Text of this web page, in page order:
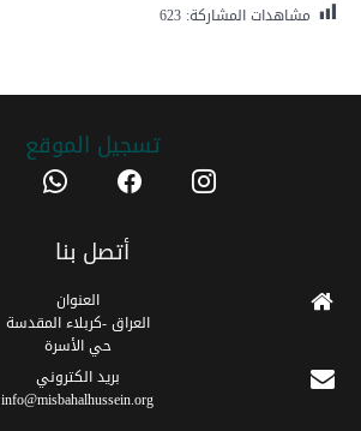
مشاهدات المشاركة: 623
تسجیل الموقع instagram
facebook
whatsapp
أتصل بنا
العنوان
العراق -كربلاء المقدسة
حي الأسرة
برید الکتروني
info@misbahalhussein.org